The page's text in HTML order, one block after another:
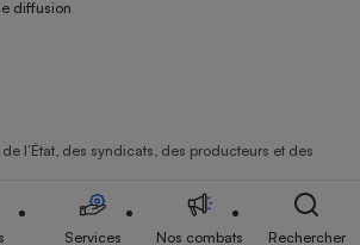
diffusion
l’État, des syndicats, des producteurs et des
Services Nos combats Rechercher